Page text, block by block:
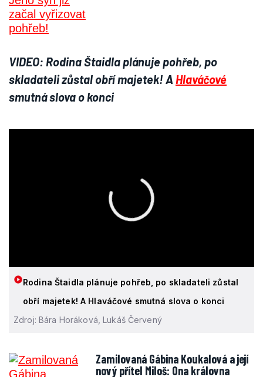
VIDEO: Rodina Štaidla plánuje pohřeb, po
skladateli zůstal obří majetek! A Hlaváčové
smutná slova o konci
Rodina Štaidla plánuje pohřeb, po skladateli zůstal
obří majetek! A Hlaváčové smutná slova o konci
Zdroj: Bára Horáková, Lukáš Červený
Zamilovaná Gábina Koukalová a její
nový přítel Miloš: Ona královna